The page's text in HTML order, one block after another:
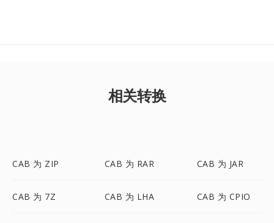
相关转换
CAB 为 ZIP CAB 为 RAR CAB 为 JAR
CAB 为 7Z CAB 为 LHA CAB 为 CPIO